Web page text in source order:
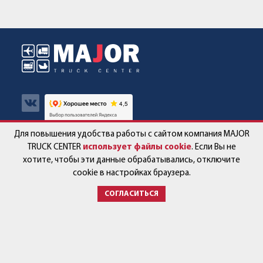
Авто в наличии
Спецпредложения
Контакты
Работа в компании
Новости
Для повышения удобства работы с сайтом компания MAJOR
TRUCK CENTER использует файлы cookie. Если Вы не
хотите, чтобы эти данные обрабатывались, отключите
cookie в настройках браузера.
СОГЛАСИТЬСЯ